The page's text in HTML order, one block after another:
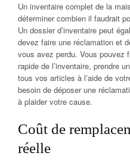
Un inventaire complet de la
déterminer combien il faudrait
Un dossier d’inventaire peut
devez faire une réclamation et
vous avez perdu. Vous pouvez
rapide de l’inventaire, prendre
tous vos articles à l’aide de
besoin de déposer une
à plaider votre cause.
Coût de
réelle